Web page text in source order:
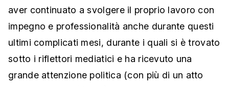
aver continuato a svolgere il proprio lavoro con
impegno e professionalità anche durante questi
ultimi complicati mesi, durante i quali si è trovato
sotto i riflettori mediatici e ha ricevuto una
grande attenzione politica (con più di un atto